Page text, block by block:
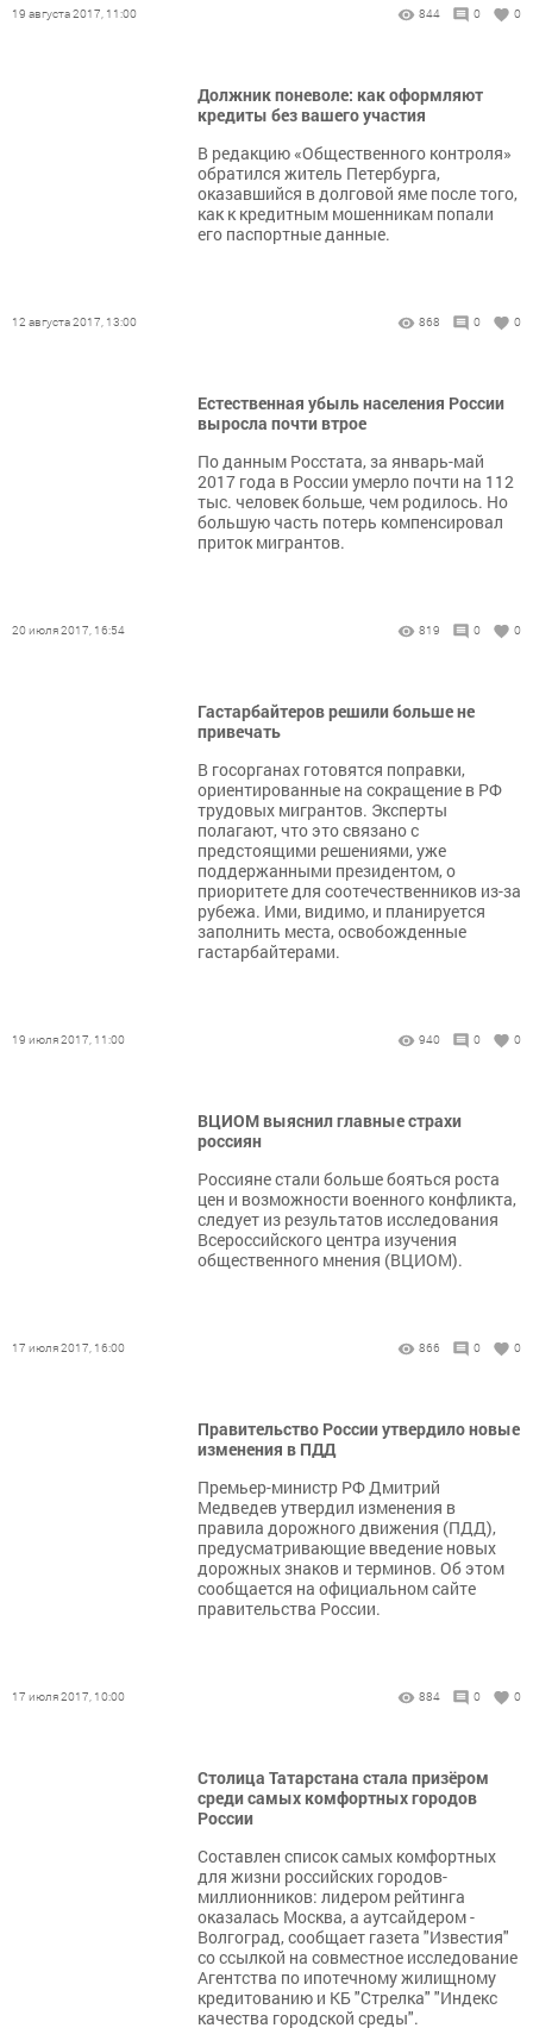
19 августа 2017, 11:00 844 0 0
Должник поневоле: как оформляют
кредиты без вашего участия
В редакцию «Общественного контроля»
обратился житель Петербурга,
оказавшийся в долговой яме после того,
как к кредитным мошенникам попали
его паспортные данные.
12 августа 2017, 13:00 868 0 0
Естественная убыль населения России
выросла почти втрое
По данным Росстата, за январь-май
2017 года в России умерло почти на 112
тыс. человек больше, чем родилось. Но
большую часть потерь компенсировал
приток мигрантов.
20 июля 2017, 16:54 819 0 0
Гастарбайтеров решили больше не
привечать
В госорганах готовятся поправки,
ориентированные на сокращение в РФ
трудовых мигрантов. Эксперты
полагают, что это связано с
предстоящими решениями, уже
поддержанными президентом, о
приоритете для соотечественников из-за
рубежа. Ими, видимо, и планируется
заполнить места, освобожденные
гастарбайтерами.
19 июля 2017, 11:00 940 0 0
ВЦИОМ выяснил главные страхи
россиян
Россияне стали больше бояться роста
цен и возможности военного конфликта,
следует из результатов исследования
Всероссийского центра изучения
общественного мнения (ВЦИОМ).
17 июля 2017, 16:00 866 0 0
Правительство России утвердило новые
изменения в ПДД
Премьер-министр РФ Дмитрий
Медведев утвердил изменения в
правила дорожного движения (ПДД),
предусматривающие введение новых
дорожных знаков и терминов. Об этом
сообщается на официальном сайте
правительства России.
17 июля 2017, 10:00 884 0 0
Столица Татарстана стала призёром
среди самых комфортных городов
России
Составлен список самых комфортных
для жизни российских городов-
миллионников: лидером рейтинга
оказалась Москва, а аутсайдером -
Волгоград, сообщает газета "Известия"
со ссылкой на совместное исследование
Агентства по ипотечному жилищному
кредитованию и КБ "Стрелка" "Индекс
качества городской среды".